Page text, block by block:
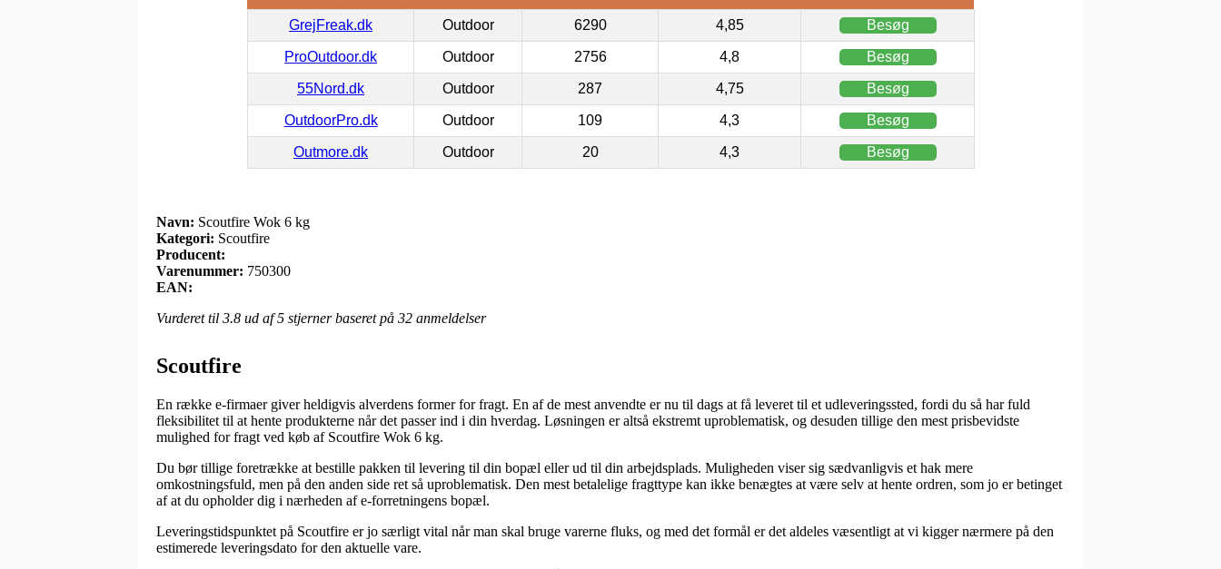
GrejFreak.dk Outdoor 6290 4,85 Besøg
ProOutdoor.dk Outdoor 2756 4,8 Besøg
55Nord.dk Outdoor 287 4,75 Besøg
OutdoorPro.dk Outdoor 109 4,3 Besøg
Outmore.dk Outdoor 20 4,3 Besøg
Navn: Scoutfire Wok 6 kg
Kategori: Scoutfire
Producent:
Varenummer: 750300
EAN:
Vurderet til 3.8 ud af 5 stjerner baseret på 32 anmeldelser
Scoutfire
En række e-firmaer giver heldigvis alverdens former for fragt. En af de mest anvendte er nu til dags at få leveret til et udleveringssted, fordi du så har fuld
fleksibilitet til at hente produkterne når det passer ind i din hverdag. Løsningen er altså ekstremt uproblematisk, og desuden tillige den mest prisbevidste
mulighed for fragt ved køb af Scoutfire Wok 6 kg.
Du bør tillige foretrække at bestille pakken til levering til din bopæl eller ud til din arbejdsplads. Muligheden viser sig sædvanligvis et hak mere
omkostningsfuld, men på den anden side ret så uproblematisk. Den mest betalelige fragttype kan ikke benægtes at være selv at hente ordren, som jo er betinget
af at du opholder dig i nærheden af e-forretningens bopæl.
Leveringstidspunktet på Scoutfire er jo særligt vital når man skal bruge varerne fluks, og med det formål er det aldeles væsentligt at vi kigger nærmere på den
estimerede leveringsdato for den aktuelle vare.